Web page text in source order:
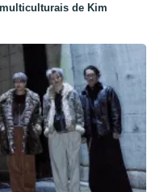
de Kim